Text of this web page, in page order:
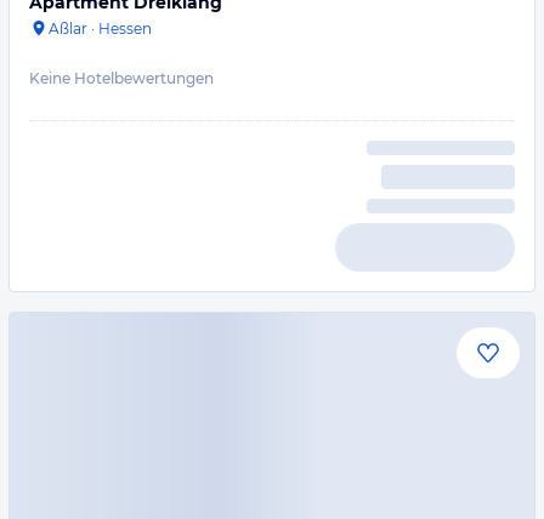
Aßlar · Hessen
Keine Hotelbewertungen